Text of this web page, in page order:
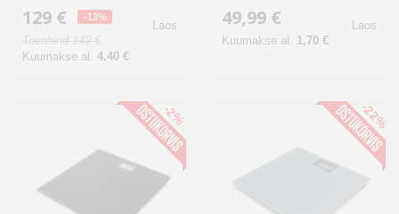
129 € -13%
Tavahind 149 €
Kuumakse al. 4,40 €
Laos 49,99 €
Kuumakse al. 1,70 €
Laos
-2% -22%